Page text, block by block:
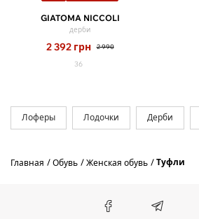
GIATOMA NICCOLI
дерби
2 392 грн 2 990
36
Лоферы Лодочки Дерби
Главная Обувь Женская обувь Туфли